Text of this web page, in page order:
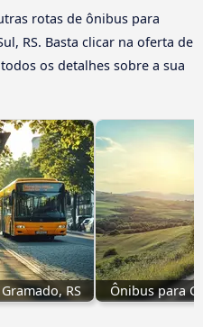
rotas de ônibus para
RS. Basta clicar na oferta de
os detalhes sobre a sua
RS Ônibus para